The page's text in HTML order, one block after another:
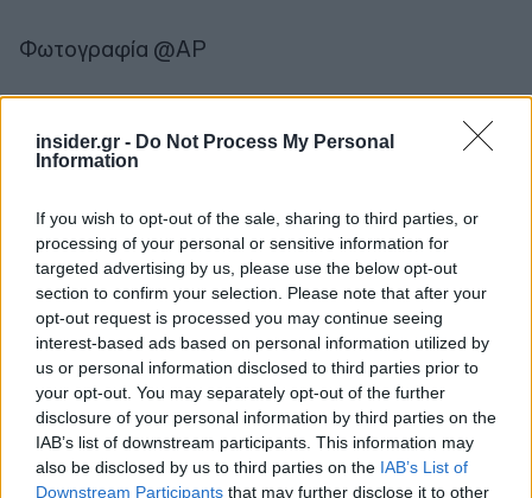
insider.gr - Do Not Process My Personal
Information
If you wish to opt-out of the sale, sharing to third parties, or
processing of your personal or sensitive information for
targeted advertising by us, please use the below opt-out
section to confirm your selection. Please note that after your
opt-out request is processed you may continue seeing
interest-based ads based on personal information utilized by
us or personal information disclosed to third parties prior to
your opt-out. You may separately opt-out of the further
disclosure of your personal information by third parties on the
IAB’s list of downstream participants. This information may
also be disclosed by us to third parties on the IAB’s List of
Downstream Participants that may further disclose it to other
Φωτογραφία @AP
πρώτοι όλες τιςειδήσειςαπό την Ελλάδα και τον κόσμο.